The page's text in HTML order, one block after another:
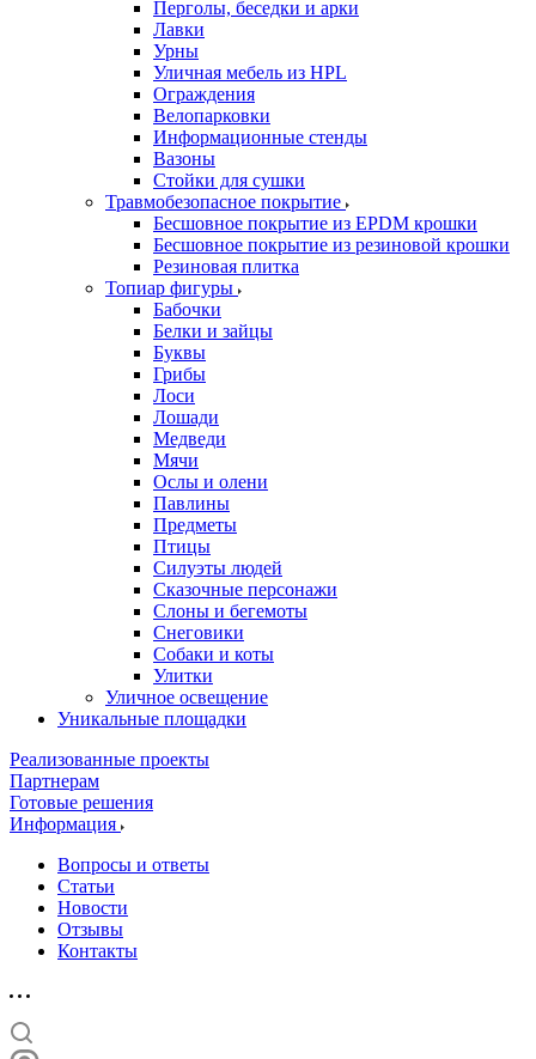
Перголы, беседки и арки
Лавки
Урны
Уличная мебель из HPL
Ограждения
Велопарковки
Информационные стенды
Вазоны
Стойки для сушки
Травмобезопасное покрытие
Бесшовное покрытие из EPDM крошки
Бесшовное покрытие из резиновой крошки
Резиновая плитка
Топиар фигуры
Бабочки
Белки и зайцы
Буквы
Грибы
Лоси
Лошади
Медведи
Мячи
Ослы и олени
Павлины
Предметы
Птицы
Силуэты людей
Сказочные персонажи
Слоны и бегемоты
Снеговики
Собаки и коты
Улитки
Уличное освещение
Уникальные площадки
Реализованные проекты
Партнерам
Готовые решения
Информация
Вопросы и ответы
Статьи
Новости
Отзывы
Контакты